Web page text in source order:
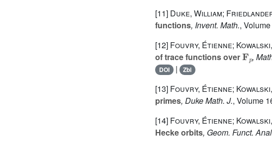
[11] Duke, William;
functions, Invent. Math.,
[12] Fouvry, Étienne;
of trace functions over
Fp
,
DOI | Zbl
[13] Fouvry, Étienne;
primes, Duke Math. J., Volume
[14] Fouvry, Étienne;
Hecke orbits, Geom. Funct.